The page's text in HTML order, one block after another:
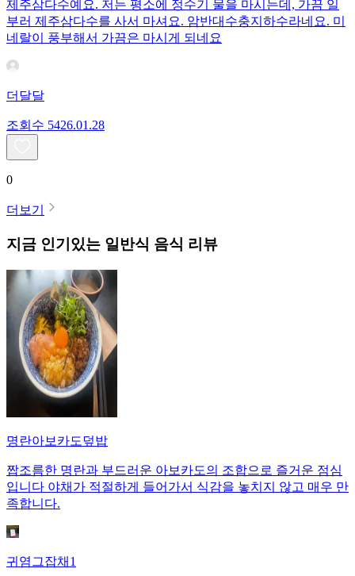
제주삼다수예요. 저는 평소에 정수기 물을 마시는데, 가끔 일
부러 제주삼다수를 사서 마셔요. 암반대수충지하수라네요. 미
네랄이 풍부해서 가끔은 마시게 되네요
더달달
조회수 5426.01.28
0
더보기
지금 인기있는 일반식 음식 리뷰
명란아보카도덮밥
짭조름한 명란과 부드러운 아보카도의 조합으로 즐거운 점심
입니다 야채가 적절하게 들어가서 식감을 놓치지 않고 매우 만
족합니다.
귀염그잡채1